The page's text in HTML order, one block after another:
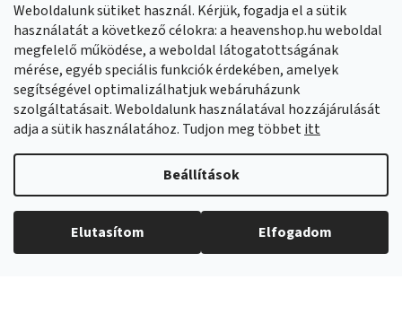
Weboldalunk sütiket használ. Kérjük, fogadja el a sütik
használatát a következő célokra: a heavenshop.hu weboldal
megfelelő működése, a weboldal látogatottságának
mérése, egyéb speciális funkciók érdekében, amelyek
segítségével optimalizálhatjuk webáruházunk
szolgáltatásait. Weboldalunk használatával hozzájárulását
adja a sütik használatához. Tudjon meg többetitt
Beállítások
Elutasítom Elfogadom
FacebookHeavenShop.sk
Eredményeink